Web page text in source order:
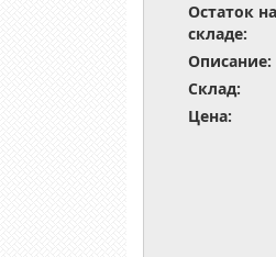
Остаток на
складе:
Описание:
Склад:
Цена: